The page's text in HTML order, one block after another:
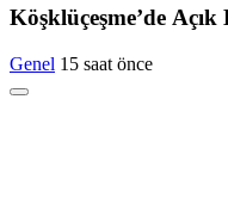
Köşklüçeşme’de
Genel 15 saat önce